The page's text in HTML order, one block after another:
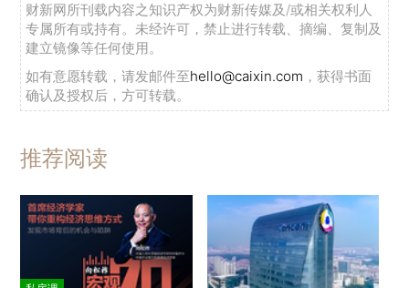
财新网所刊载内容之知识产权为财新传媒及/或相关权利人
专属所有或持有。未经许可，禁止进行转载、摘编、复制及
建立镜像等任何使用。
如有意愿转载，请发邮件至hello@caixin.com ，获得书面
确认及授权后，方可转载。
推荐阅读